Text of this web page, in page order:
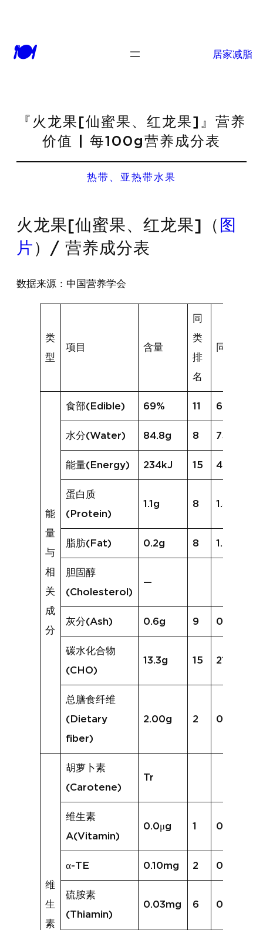
🍽 居家减脂
『火龙果[仙蜜果、红龙果]』营养
价值 | 每100g营养成分表
热带、亚热带水果
火龙果[仙蜜果、红龙果]（ 图
片 ）/ 营养成分表
数据来源：中国营养学会
类
型
项目 含量
同
类
排
名
同类均值
能
量
与
相
关
成
分
食部(Edible) 69% 11 68%
水分(Water) 84.8g 8 75.5g
能量(Energy) 234kJ 15 420kJ
蛋白质
(Protein)
1.1g 8 1.4g
脂肪(Fat) 0.2g 8 1.0g
胆固醇
(Cholesterol)
—
灰分(Ash) 0.6g 9 0.8g
碳水化合物
(CHO)
13.3g 15 21.4g
总膳食纤维
(Dietary
fiber)
2.00g 2 0.5g
维
生
素
胡萝卜素
(Carotene)
Tr
维生素
A(Vitamin)
0.0μg 1 0.0μg
α-TE 0.10mg 2 0.11mg
硫胺素
(Thiamin)
0.03mg 6 0.03mg